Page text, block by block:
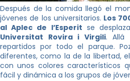
Después de la comida llegó el
jóvenes de los universitarios. Los
al Aplec de l’Esperit se
Universitat Rovira i Virgili. Allá
repartidos por todo el parque.
diferentes, como la de la libertad,
con unos colores característicos
fácil y dinámica a los grupos de